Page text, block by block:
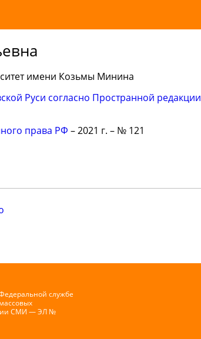
имени Козьмы Минина
Руси согласно Пространной редакции
права РФ – 2021 г. – № 121
службе
СМИ — ЭЛ №